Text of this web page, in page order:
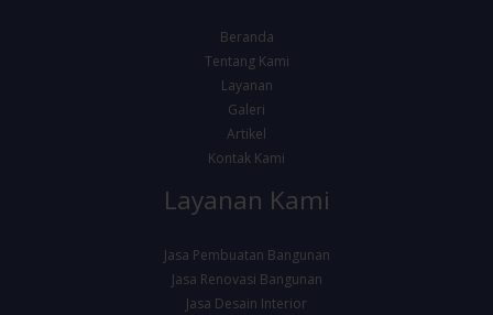
Beranda
Tentang Kami
Layanan
Galeri
Artikel
Kontak Kami
Layanan Kami
Jasa Pembuatan Bangunan
Jasa Renovasi Bangunan
Jasa Desain Interior